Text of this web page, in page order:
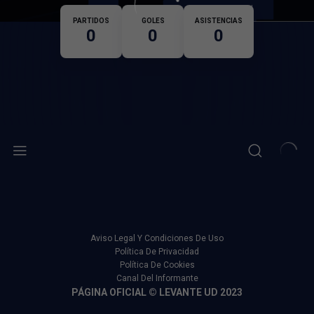
Nacionalidad
PARTIDOS
0
GOLES
0
ASISTENCIAS
0
Aviso Legal Y Condiciones De Uso
Política De Privacidad
Política De Cookies
Canal Del Informante
PÁGINA OFICIAL © LEVANTE UD 2023